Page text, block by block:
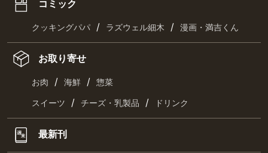
コミック
クッキングパパ / ラズウェル細木 / 漫画・満吉くん
お取り寄せ
お肉 / 海鮮 / 惣菜
スイーツ / チーズ・乳製品 / ドリンク
最新刊